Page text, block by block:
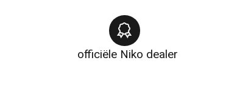
officiële Niko dealer